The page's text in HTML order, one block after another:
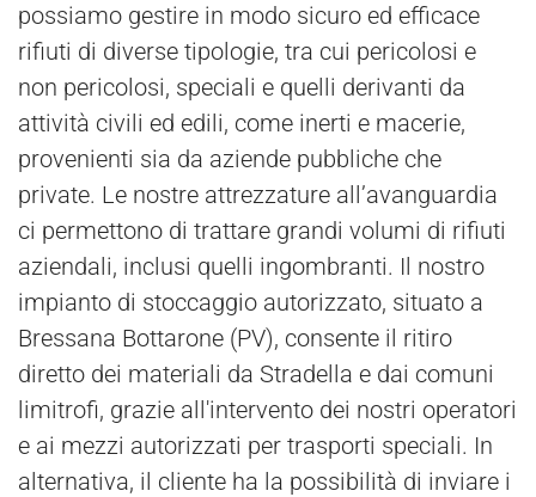
possiamo gestire in modo sicuro ed efficace
rifiuti di diverse tipologie, tra cui pericolosi e
non pericolosi, speciali e quelli derivanti da
attività civili ed edili, come inerti e macerie,
provenienti sia da aziende pubbliche che
private. Le nostre attrezzature all’avanguardia
ci permettono di trattare grandi volumi di rifiuti
aziendali, inclusi quelli ingombranti. Il nostro
impianto di stoccaggio autorizzato, situato a
Bressana Bottarone (PV), consente il ritiro
diretto dei materiali da Stradella e dai comuni
limitrofi, grazie all'intervento dei nostri operatori
e ai mezzi autorizzati per trasporti speciali. In
alternativa, il cliente ha la possibilità di inviare i